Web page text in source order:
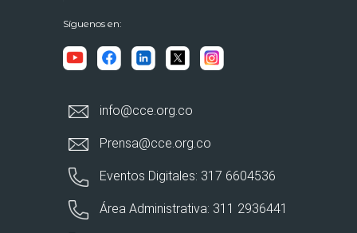
Síguenos en:
info@cce.org.co
Prensa@cce.org.co
Eventos Digitales: 317 6604536
Área Administrativa: 311 2936441